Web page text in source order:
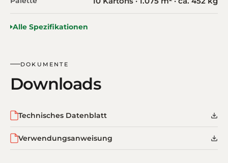
Alle Spezifikationen
DOKUMENTE
Downloads
Technisches Datenblatt
Verwendungsanweisung